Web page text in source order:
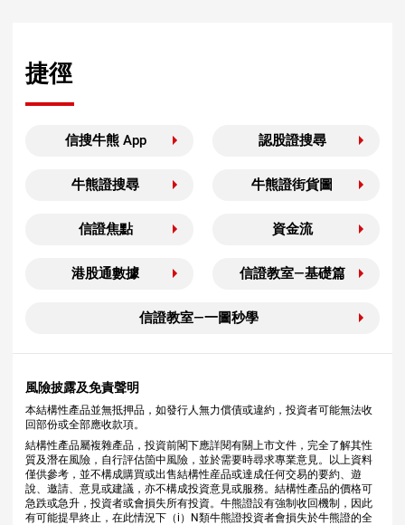
捷徑
信搜牛熊 App 認股證搜尋
牛熊證搜尋 牛熊證街貨圖
信證焦點 資金流
港股通數據 信證教室—基礎篇
信證教室—一圖秒學
風險披露及免責聲明
本結構性產品並無抵押品，如發行人無力償債或違約，投資者可能無法收
回部份或全部應收款項。
結構性產品屬複雜產品，投資前閣下應詳閱有關上市文件，完全了解其性
質及潛在風險，自行評估箇中風險，並於需要時尋求專業意見。以上資料
僅供參考，並不構成購買或出售結構性産品或達成任何交易的要約、遊
說、邀請、意見或建議，亦不構成投資意見或服務。結構性產品的價格可
急跌或急升，投資者或會損失所有投資。牛熊證設有強制收回機制，因此
有可能提早終止，在此情況下（i）N類牛熊證投資者會損失於牛熊證的全